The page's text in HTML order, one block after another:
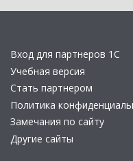
Вход для партнеров 1С
Учебная версия
Стать партнером
Политика
Замечания по сайту
Другие сайты